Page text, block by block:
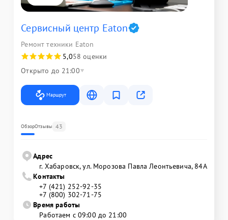
Сервисный центр Eaton
Ремонт техники Eaton
5,058 оценки
Открыто до 21:00
Маршрут
ОбзорОтзывы 43
Адрес
г. Хабаровск, ул. Морозова Павла Леонтьевича, 84А
Контакты
+7 (421) 252-92-35
+7 (800) 302-71-75
Время работы
Работаем с 09:00 до 21:00